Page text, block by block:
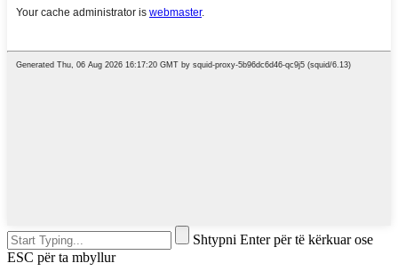
Shtypni Enter për të kërkuar ose
ESC për ta mbyllur